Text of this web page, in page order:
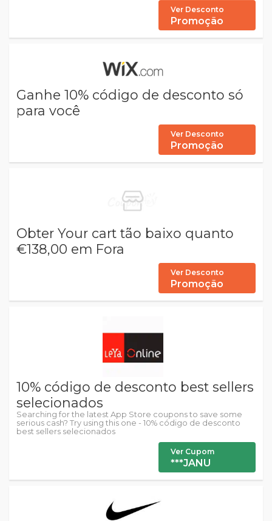
Ver Desconto
Promoção
Ganhe 10% código de desconto só
para você
Ver Desconto
Promoção
Obter Your cart tão baixo quanto
€138,00 em Fora
Ver Desconto
Promoção
10% código de desconto best sellers
selecionados
Searching for the latest App Store coupons to save some
serious cash? Try using this one - 10% código de desconto
best sellers selecionados
Ver Cupom
***JANU